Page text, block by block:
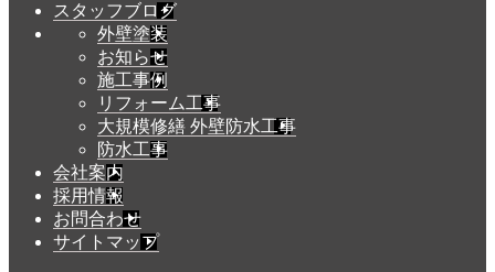
スタッフブログ
外壁塗装
お知らせ
施工事例
リフォーム工事
大規模修繕 外壁防水工事
防水工事
会社案内
採用情報
お問合わせ
サイトマップ